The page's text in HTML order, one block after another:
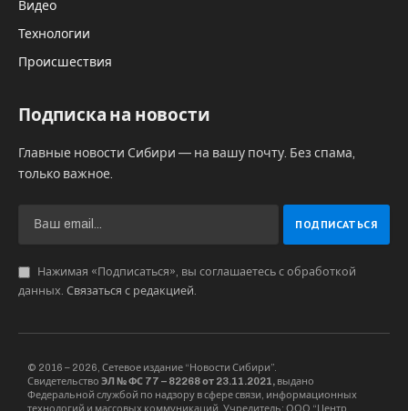
России наличную иностранную валюту в
сумме, превышающей эквивалент 10 тысяч
долларов США. Однако, наличные рубли свыше
физическому лицу требуется только подать
курсу ЦБ России 255 тысяч российских рублей,
беспошлинного провоза, не были
задекларированы и оказались предметом
правонарушения», – По данному факту
таможенники завели дело об
виде штрафа в размере 63 700 рублей.